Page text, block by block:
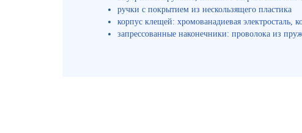
ручки с покрытием из нескользящего пластика
корпус клещей: хромованадиевая электросталь,
запрессованные наконечники: проволока из